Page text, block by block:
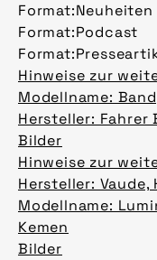
Format:Neuheiten
Format:Podcast
Format:
Hinweise zur
Modellname:
Hersteller: Fahrer
Bilder
Hinweise zur
Hersteller: Vaude,
Modellname:
Kemen
Bilder